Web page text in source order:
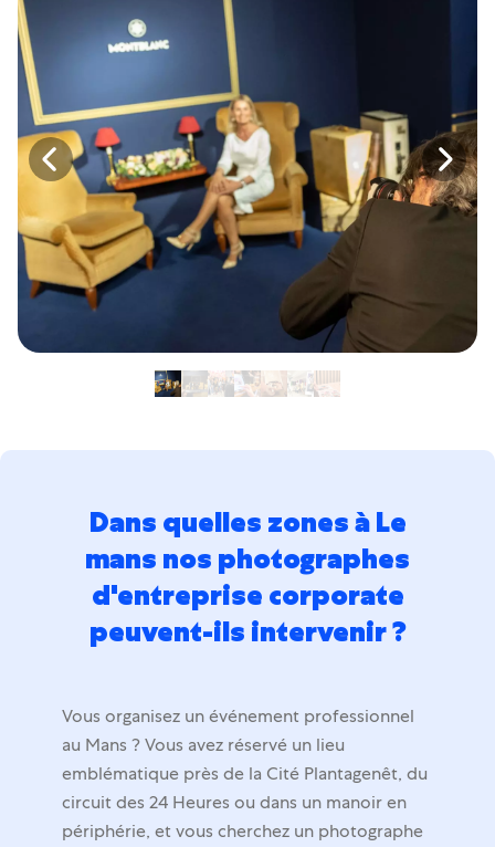
Dans quelles zones à Le
mans nos photographes
d'entreprise corporate
peuvent-ils intervenir ?
Vous organisez un événement professionnel
au Mans ? Vous avez réservé un lieu
emblématique près de la Cité Plantagenêt, du
circuit des 24 Heures ou dans un manoir en
périphérie, et vous cherchez un photographe